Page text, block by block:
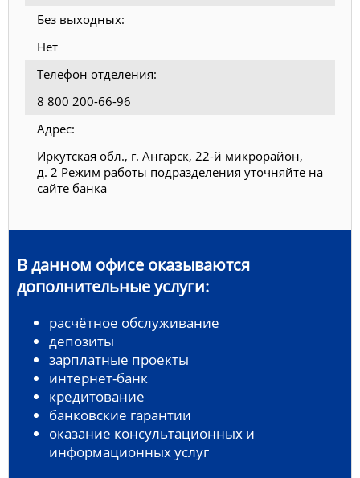
Без выходных:
Нет
Телефон отделения:
8 800 200-66-96
Адрес:
Иркутская обл., г. Ангарск, 22-й микрорайон,
д. 2 Режим работы подразделения уточняйте на
сайте банка
В данном офисе оказываются
дополнительные услуги:
расчётное обслуживание
депозиты
зарплатные проекты
интернет-банк
кредитование
банковские гарантии
оказание консультационных и
информационных услуг